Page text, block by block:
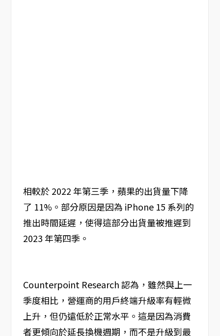
相較於 2022 年第三季，蘋果的出貨量下降
了 11%。部分原因是因為 iPhone 15 系列的
推出時間延遲，使得這部分出貨量被推遲到
2023 年第四季。
Counterpoint Research 認為，雖然與上一
季度相比，營運商的用戶終端升級率有輕微
上升，但仍遠低於正常水平。這是因為消費
者更傾向於延長換機週期，而不是升級到最